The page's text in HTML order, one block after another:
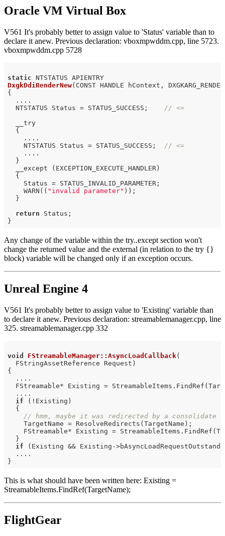
Oracle VM Virtual Box
V561 It's probably better to assign value to 'Status' variable than to
declare it anew. Previous declaration: vboxmpwddm.cpp, line 5723.
vboxmpwddm.cpp 5728
static
NTSTATUS APIENTRY
DxgkDdiRenderNew(CONST HANDLE hContext,
{
  ....
  NTSTATUS Status = STATUS_SUCCESS;
// <=
  __try
  {
    ....
    NTSTATUS Status = STATUS_SUCCESS;
// <=
    ....
  }
  __except (EXCEPTION_EXECUTE_HANDLER)
  {
    Status = STATUS_INVALID_PARAMETER;
    WARN((
"invalid parameter" ));
  }
return Status;
Any change of the variable within the try..except section won't
change the returned value and the external (in relation to the try {}
block) variable will be changed only if an exception occurs.
Unreal Engine 4
V561 It's probably better to assign value to 'Existing' variable than
to declare it anew. Previous declaration: streamablemanager.cpp, line
325. streamablemanager.cpp 332
void FStreamableManager::AsyncLoadCallback(
  FStringAssetReference Request)
{
  ....
FStreamable* Existing =
  ....
if (!Existing)
  {
// hmm, maybe it was redirected by a consolidate
    TargetName = ResolveRedirects(TargetName);
FStreamable* Existing =
  }
if (Existing && Existing-
  ....
This is what should have been written here: Existing =
StreamableItems.FindRef(TargetName);
FlightGear